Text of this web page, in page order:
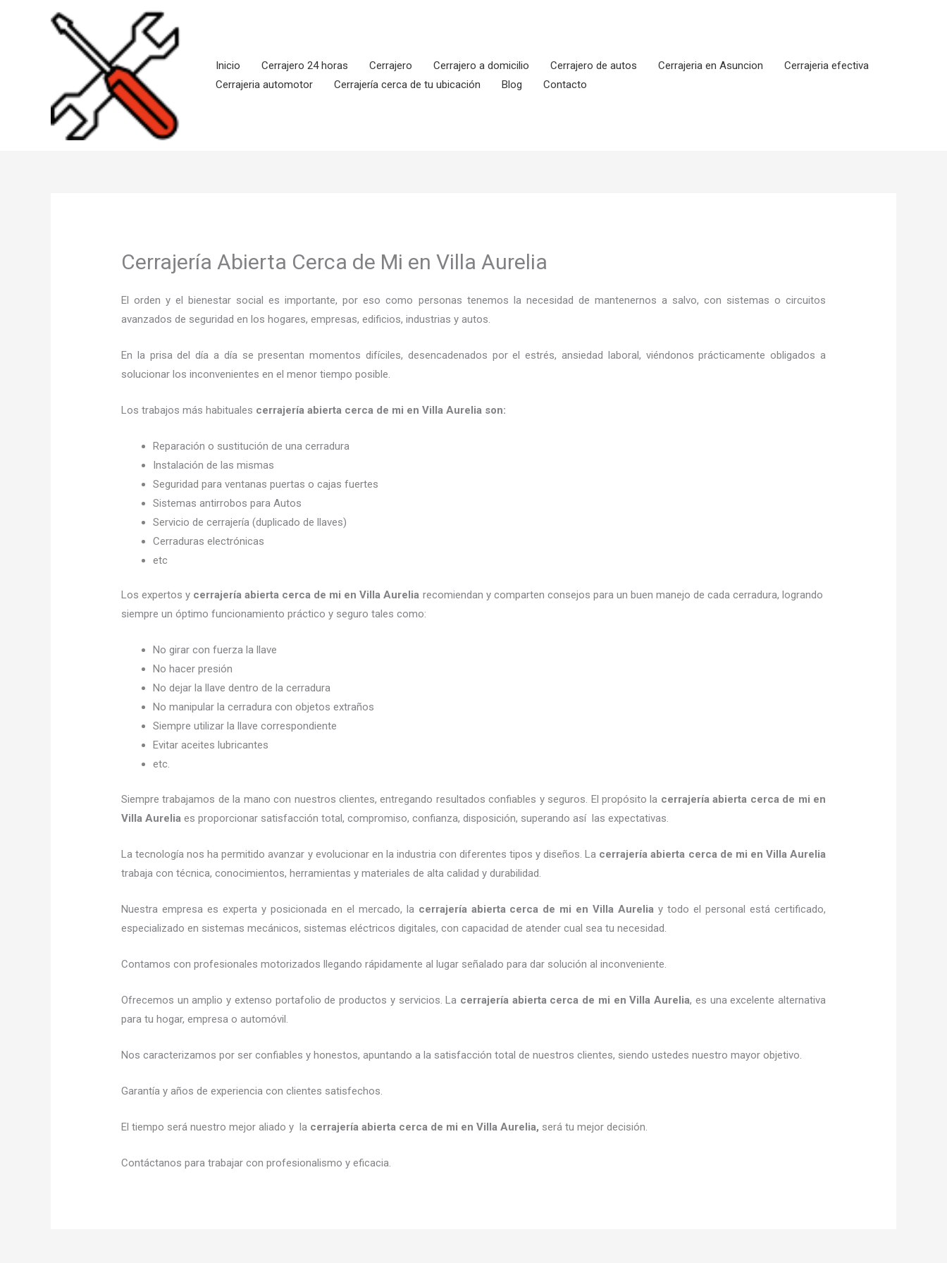
Inicio
Cerrajero 24 horas Cerrajero Cerrajero a domicilio Cerrajero de autos Cerrajeria en Asuncion
Cerrajeria efectiva
Cerrajeria automotor
Cerrajería cerca de tu ubicación Blog Contacto
Cerrajería Abierta Cerca de Mi en Villa Aurelia
El orden y el bienestar social es importante, por eso como personas tenemos la necesidad de mantenernos a salvo, con sistemas o circuitos
avanzados de seguridad en los hogares, empresas, edificios, industrias y autos.
En la prisa del día a día se presentan momentos difíciles, desencadenados por el estrés, ansiedad laboral, viéndonos prácticamente obligados a
solucionar los inconvenientes en el menor tiempo posible.
Los trabajos más habituales cerrajería abierta cerca de mi en Villa Aurelia son:
Reparación o sustitución de una cerradura
Instalación de las mismas
Seguridad para ventanas puertas o cajas fuertes
Sistemas antirrobos para Autos
Servicio de cerrajería (duplicado de llaves)
Cerraduras electrónicas
etc
Los expertos y cerrajería abierta cerca de mi en Villa Aurelia recomiendan y comparten consejos para un buen manejo de cada cerradura, logrando
siempre un óptimo funcionamiento práctico y seguro tales como:
No girar con fuerza la llave
No hacer presión
No dejar la llave dentro de la cerradura
No manipular la cerradura con objetos extraños
Siempre utilizar la llave correspondiente
Evitar aceites lubricantes
etc.
Siempre trabajamos de la mano con nuestros clientes, entregando resultados confiables y seguros. El propósito la cerrajería abierta cerca de mi en
Villa Aurelia es proporcionar satisfacción total, compromiso, confianza, disposición, superando así las expectativas.
La tecnología nos ha permitido avanzar y evolucionar en la industria con diferentes tipos y diseños. La cerrajería abierta cerca de mi en Villa Aurelia
trabaja con técnica, conocimientos, herramientas y materiales de alta calidad y durabilidad.
Nuestra empresa es experta y posicionada en el mercado, la cerrajería abierta cerca de mi en Villa Aurelia y todo el personal está certificado,
especializado en sistemas mecánicos, sistemas eléctricos digitales, con capacidad de atender cual sea tu necesidad.
Contamos con profesionales motorizados llegando rápidamente al lugar señalado para dar solución al inconveniente.
Ofrecemos un amplio y extenso portafolio de productos y servicios. La cerrajería abierta cerca de mi en Villa Aurelia, es una excelente alternativa
para tu hogar, empresa o automóvil.
Nos caracterizamos por ser confiables y honestos, apuntando a la satisfacción total de nuestros clientes, siendo ustedes nuestro mayor objetivo.
Garantía y años de experiencia con clientes satisfechos.
El tiempo será nuestro mejor aliado y la cerrajería abierta cerca de mi en Villa Aurelia, será tu mejor decisión.
Contáctanos para trabajar con profesionalismo y eficacia.